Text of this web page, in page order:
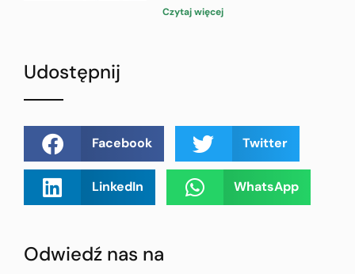
Czytaj więcej
Udostępnij
Facebook Twitter
LinkedIn WhatsApp
Odwiedź nas na